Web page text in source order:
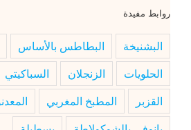
روابط مفيدة
البشنيخة البطاطس بالأساس
الحلويات
الزنجلان السباكيتي
القزبر
المطبخ المغربي